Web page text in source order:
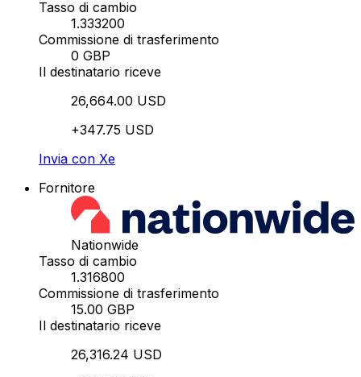
Tasso di cambio
1.333200
Commissione di trasferimento
0 GBP
Il destinatario riceve
26,664.00 USD
+347.75 USD
Invia con Xe
Fornitore
Nationwide
Tasso di cambio
1.316800
Commissione di trasferimento
15.00 GBP
Il destinatario riceve
26,316.24 USD